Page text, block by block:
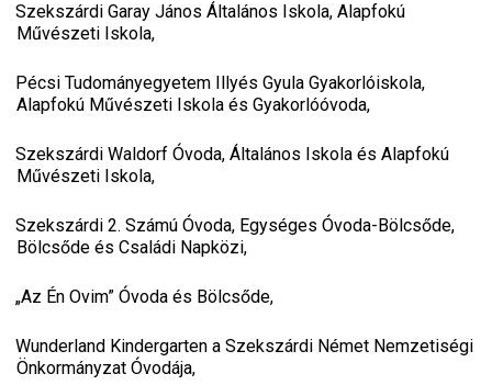
Szekszárdi Garay János Általános Iskola, Alapfokú
Művészeti Iskola,
Pécsi Tudományegyetem Illyés Gyula Gyakorlóiskola,
Alapfokú Művészeti Iskola és Gyakorlóóvoda,
Szekszárdi Waldorf Óvoda, Általános Iskola és Alapfokú
Művészeti Iskola,
Szekszárdi 2. Számú Óvoda, Egységes Óvoda-Bölcsőde,
Bölcsőde és Családi Napközi,
„Az Én Ovim” Óvoda és Bölcsőde,
Wunderland Kindergarten a Szekszárdi Német Nemzetiségi
Önkormányzat Óvodája,